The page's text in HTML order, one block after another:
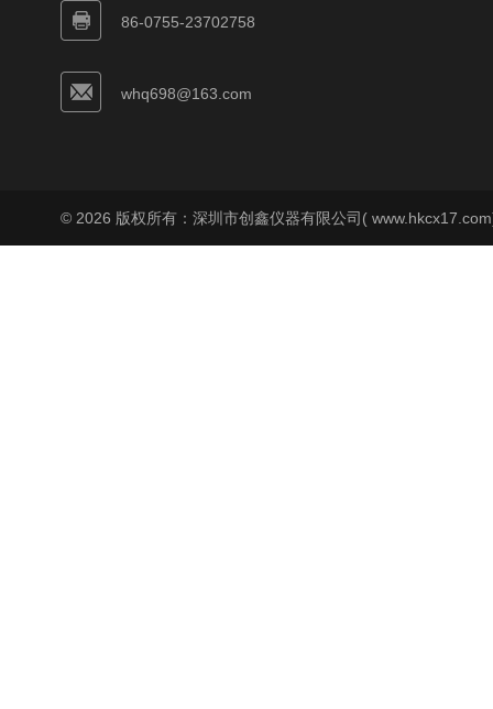
86-0755-23702758
whq698@163.com
© 2026 版权所有：深圳市创鑫仪器有限公司(